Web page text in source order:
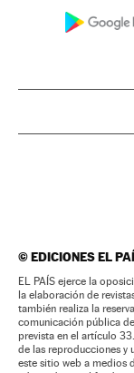
©EDICIONES EL
EL PAÍS ejerce la
la elaboración de
también realiza la
comunicación pública
prevista en el artículo
de las reproducciones y
este sitio web a medios